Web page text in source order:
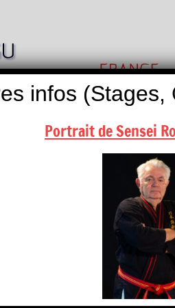
BOUTIQUES
contactez-nous …
infos (Stages,
Portrait de Sensei